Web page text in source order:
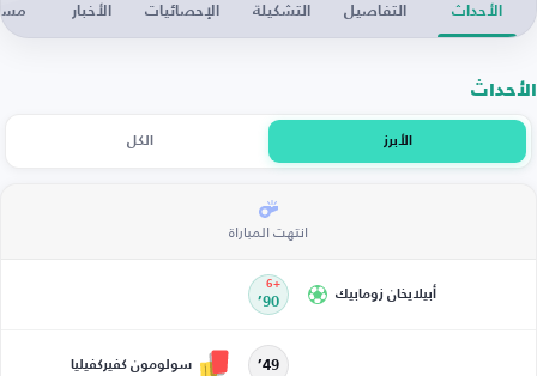
الأحداث التفاصيل التشكيلة الإحصائيات الأخبار
الأحداث
الأبرز الكل
انتهت المباراة
أبيلايخان زومابيك 90’
+6
49’ سولومون كفيركفيليا